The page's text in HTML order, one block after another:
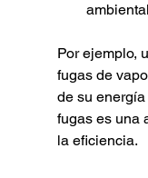
Por ejemplo,
fugas de
de su
fugas es una
la eficiencia.